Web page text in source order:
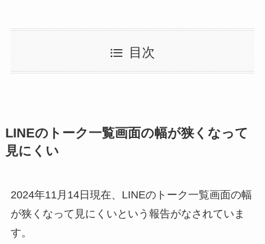
目次
LINEのトーク一覧画面の幅が狭くなって
見にくい
2024年11月14日現在、LINEのトーク一覧画面の幅
が狭くなって見にくいという報告がなされていま
す。